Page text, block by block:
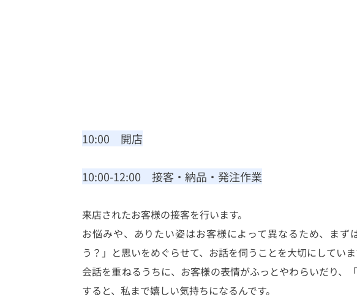
10:00　開店
10:00-12:00　接客・納品・発注作業
来店されたお客様の接客を行います。
お悩みや、ありたい姿はお客様によって異なるため、まず
う？」と思いをめぐらせて、お話を伺うことを大切にしていま
会話を重ねるうちに、お客様の表情がふっとやわらいだり、
すると、私まで嬉しい気持ちになるんです。